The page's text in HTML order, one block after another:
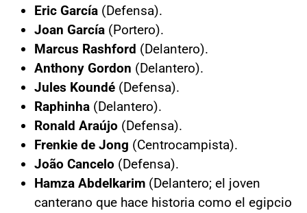
Eric García (Defensa).
Joan García (Portero).
Marcus Rashford (Delantero).
Anthony Gordon (Delantero).
Jules Koundé (Defensa).
Raphinha (Delantero).
Ronald Araújo (Defensa).
Frenkie de Jong (Centrocampista).
João Cancelo (Defensa).
Hamza Abdelkarim (Delantero; el joven
canterano que hace historia como el egipcio